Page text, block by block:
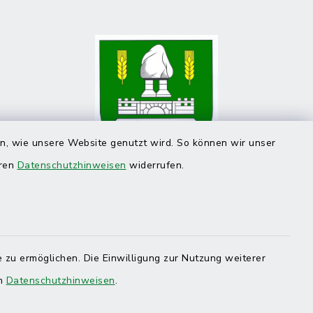
wie unsere Website genutzt wird. So können wir unser
Datenschutzhinweisen widerrufen.
ermöglichen. Die Einwilligung zur Nutzung weiterer
Datenschutzhinweisen.